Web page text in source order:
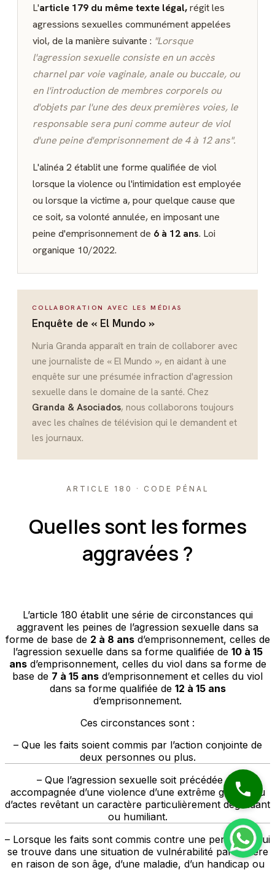
L'article 179 du même texte légal,régit les
agressions sexuelles communément appelées
viol, de la manière suivante : "Lorsque
l'agression sexuelle consiste en un accès
charnel par voie vaginale, anale ou buccale, ou
en l'introduction de membres corporels ou
d'objets par l'une des deux premières voies, le
responsable sera puni comme auteur de viol
d'une peine d'emprisonnement de 4 à 12 ans".
L'alinéa 2 établit une forme qualifiée de viol
lorsque la violence ou l'intimidation est employée
ou lorsque la victime a, pour quelque cause que
ce soit, sa volonté annulée, en imposant une
peine d'emprisonnement de 6 à 12 ans. Loi
organique 10/2022.
COLLABORATION AVEC LES MÉDIAS
Enquête de « El Mundo »
Nuria Granda apparaît en train de collaborer avec
une journaliste de « El Mundo », en aidant à une
enquête sur une présumée infraction d'agression
sexuelle dans le domaine de la santé. Chez
Granda & Asociados, nous collaborons toujours
avec les chaînes de télévision qui le demandent et
les journaux.
ARTICLE 180 · CODE PÉNAL
Quelles sont les formes
aggravées ?
L’article 180 établit une série de circonstances qui
aggravent les peines de l’agression sexuelle dans sa
forme de base de 2 à 8 ansd’emprisonnement, celles de
l’agression sexuelle dans sa forme qualifiée de 10 à 15
ansd’emprisonnement, celles du viol dans sa forme de
base de 7 à 15 ans d’emprisonnement et celles du viol
dans sa forme qualifiée de 12 à 15 ans
d’emprisonnement.
Ces circonstances sont :
– Que les faits soient commis par l’action conjointe de
deux personnes ou plus.
– Que l’agression sexuelle soit précédée ou
accompagnée d’une violence d’une extrême gravité ou
d’actes revêtant un caractère particulièrement dégradant
ou humiliant.
– Lorsque les faits sont commis contre une personne qui
se trouve dans une situation de vulnérabilité particulière
en raison de son âge, d’une maladie, d’un handicap ou